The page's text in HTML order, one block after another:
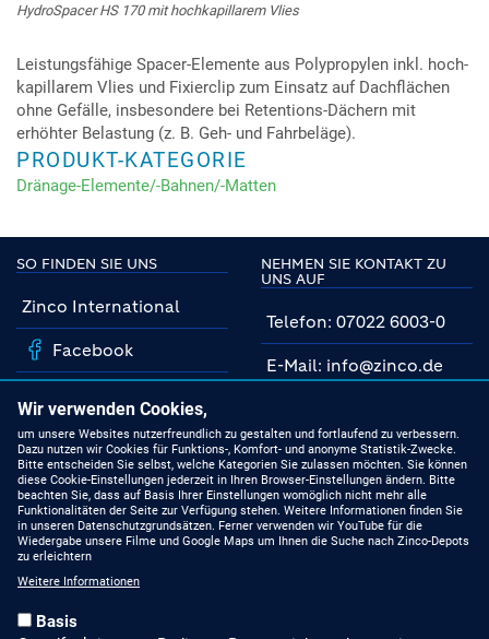
HydroSpacer HS 170 mit hochkapillarem Vlies
Leistungsfähige Spacer-Elemente aus Polypropylen inkl. hoch-
kapillarem Vlies und Fixierclip zum Einsatz auf Dachflächen
ohne Gefälle, insbesondere bei Retentions-Dächern mit
erhöhter Belastung (z. B. Geh- und Fahrbeläge).
PRODUKT-KATEGORIE
Dränage-Elemente/-Bahnen/-Matten
SO FINDEN SIE UNS
Zinco International
Facebook
YouTube
Linkedin
NEHMEN SIE KONTAKT ZU
UNS AUF
Telefon: 07022 6003-0
E-Mail: info@zinco.de
MIT UNS AUF DEM
NEUESTEN STAND
Produkte
Wir verwenden Cookies,
um unsere Websites nutzerfreundlich zu gestalten und fortlaufend zu verbessern.
Dazu nutzen wir Cookies für Funktions-, Komfort- und anonyme Statistik-Zwecke.
Bitte entscheiden Sie selbst, welche Kategorien Sie zulassen möchten. Sie können
diese Cookie-Einstellungen jederzeit in Ihren Browser-Einstellungen ändern. Bitte
beachten Sie, dass auf Basis Ihrer Einstellungen womöglich nicht mehr alle
Funktionalitäten der Seite zur Verfügung stehen. Weitere Informationen finden Sie
in unseren Datenschutzgrundsätzen. Ferner verwenden wir YouTube für die
Wiedergabe unsere Filme und Google Maps um Ihnen die Suche nach Zinco-Depots
zu erleichtern
Weitere Informationen
Basis